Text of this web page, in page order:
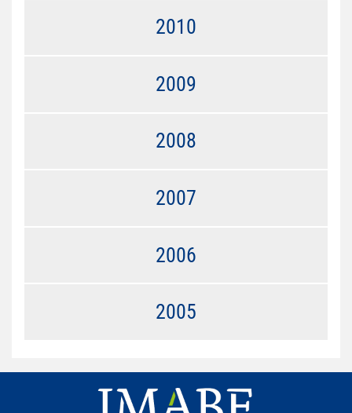
2010
2009
2008
2007
2006
2005